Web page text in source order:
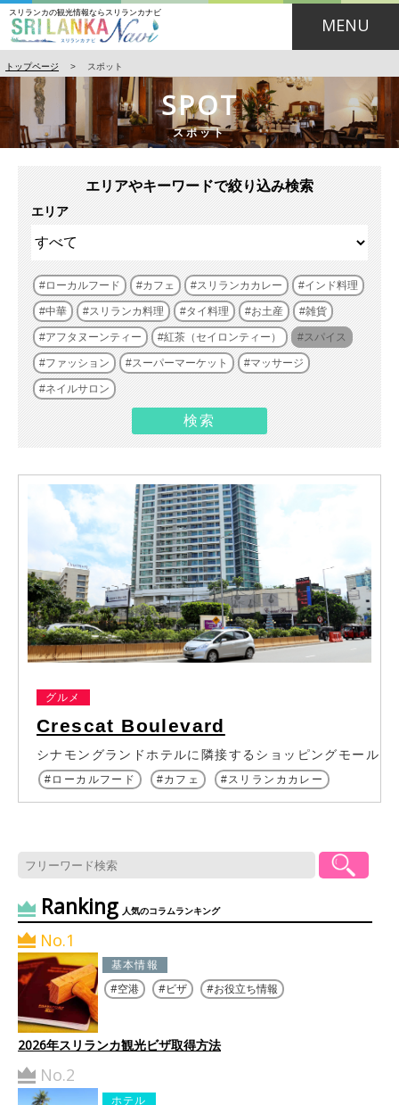
スリランカの観光情報ならスリランカナビ
MENU
トップページ > スポット
SPOT
スポット
エリアやキーワードで絞り込み検索
エリア
ローカルフード カフェ スリランカカレー インド料理
中華 スリランカ料理 タイ料理 お土産 雑貨
アフタヌーンティー 紅茶（セイロンティー） スパイス
ファッション スーパーマーケット マッサージ
ネイルサロン
Crescat Boulevard
グルメ
シナモングランドホテルに隣接するショッピングモール
ローカルフード カフェ スリランカカレー
Ranking 人気のコラムランキング
No.1
基本情報
空港
ビザ お役立ち情報
2026年スリランカ観光ビザ取得方法
No.2
ホテル